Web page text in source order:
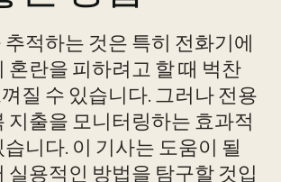
적하는 것은 특히 전화기에
혼란을 피하려고 할 때 벅찬
질 수 있습니다. 그러나 전용
지출을 모니터링하는 효과적
니다. 이 기사는 도움이 될
실용적인 방법을 탐구할 것입